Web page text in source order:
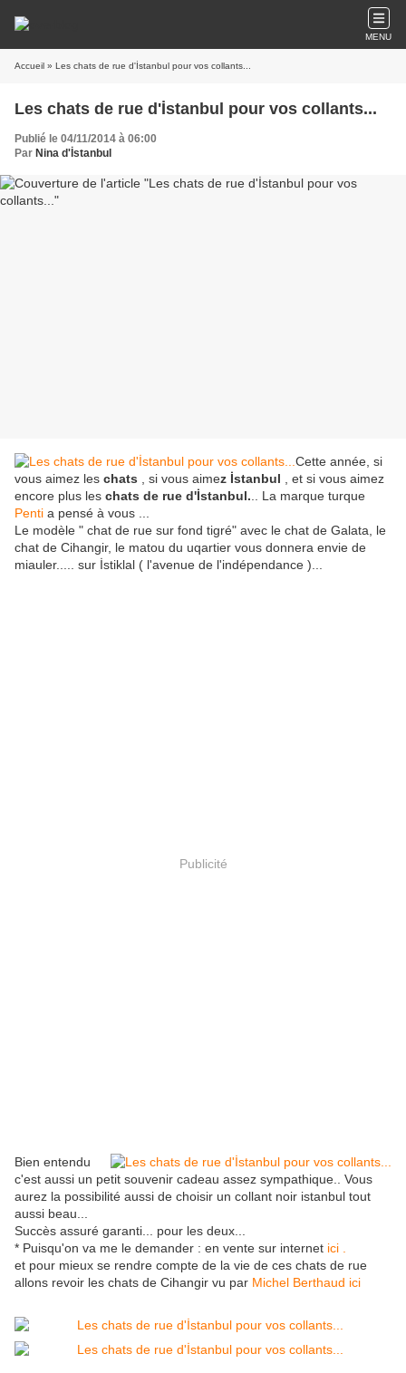
MENU
Accueil » Les chats de rue d'İstanbul pour vos collants...
Les chats de rue d'İstanbul pour vos collants...
Publié le 04/11/2014 à 06:00
Par Nina d'İstanbul
Cette année, si
vous aimez les chats , si vous aimez İstanbul , et si vous aimez
encore plus les chats de rue d'İstanbul. .. La marque turque
Penti a pensé à vous ...
Le modèle " chat de rue sur fond tigré" avec le chat de Galata, le
chat de Cihangir, le matou du uqartier vous donnera envie de
miauler..... sur İstiklal ( l'avenue de l'indépendance )...
Publicité
Bien entendu
c'est aussi un petit souvenir cadeau assez sympathique.. Vous
aurez la possibilité aussi de choisir un collant noir istanbul tout
aussi beau...
Succès assuré garanti... pour les deux...
* Puisqu'on va me le demander : en vente sur internet ici .
et pour mieux se rendre compte de la vie de ces chats de rue
allons revoir les chats de Cihangir vu par Michel Berthaud ici